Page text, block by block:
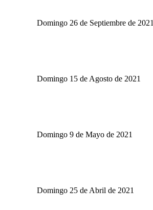
Domingo 26 de Septiembre de 2021
Domingo 15 de Agosto de 2021
Domingo 9 de Mayo de 2021
Domingo 25 de Abril de 2021